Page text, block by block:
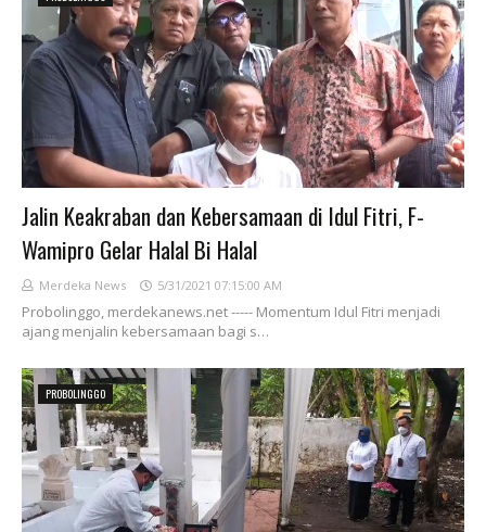
Jalin Keakraban dan Kebersamaan di Idul Fitri, F-
Wamipro Gelar Halal Bi Halal
Merdeka News 5/31/2021 07:15:00 AM
Probolinggo, merdekanews.net ----- Momentum Idul Fitri menjadi
ajang menjalin kebersamaan bagi s…
PROBOLINGGO